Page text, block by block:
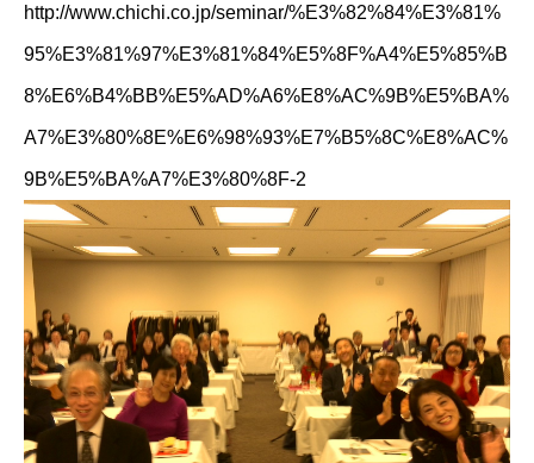
http://www.chichi.co.jp/seminar/%E3%82%84%E3%81%
95%E3%81%97%E3%81%84%E5%8F%A4%E5%85%B
8%E6%B4%BB%E5%AD%A6%E8%AC%9B%E5%BA%
A7%E3%80%8E%E6%98%93%E7%B5%8C%E8%AC%
9B%E5%BA%A7%E3%80%8F-2